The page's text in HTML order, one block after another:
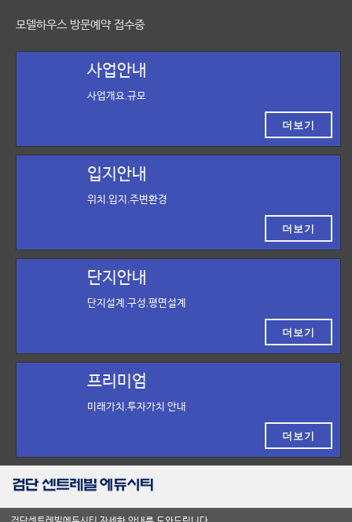
모델하우스 방문예약 접수중
사업안내
사업개요,규모
더보기
입지안내
위치,입지,주변환경
더보기
단지안내
단지설계,구성,평면설계
더보기
프리미엄
미래가치,투자가치 안내
더보기